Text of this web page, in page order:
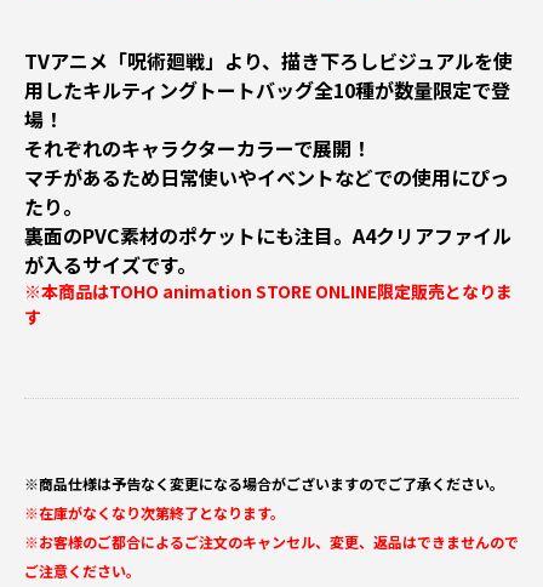
TVアニメ「呪術廻戦」より、描き下ろしビジュアルを使
用したキルティングトートバッグ全10種が数量限定で登
場！
それぞれのキャラクターカラーで展開！
マチがあるため日常使いやイベントなどでの使用にぴっ
たり。
裏面のPVC素材のポケットにも注目。A4クリアファイル
が入るサイズです。
※本商品はTOHO animation STORE ONLINE限定販売となりま
す
※商品仕様は予告なく変更になる場合がございますのでご了承ください。
※在庫がなくなり次第終了となります。
※お客様のご都合によるご注文のキャンセル、変更、返品はできませんので
ご注意ください。